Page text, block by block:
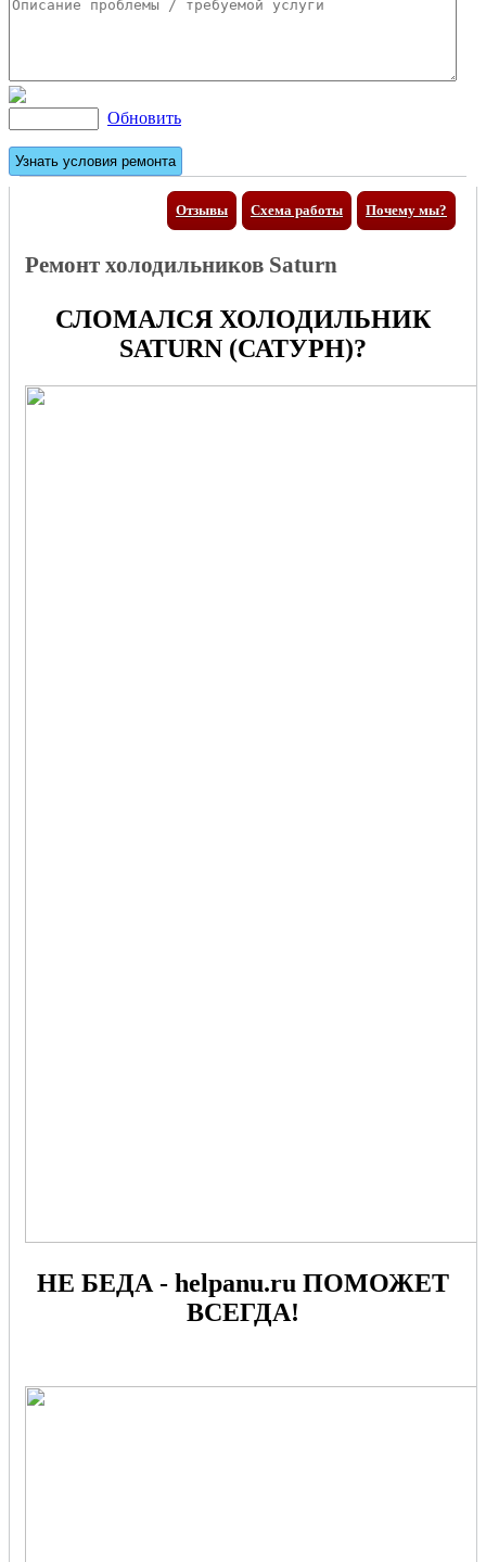
Обновить
Отзывы Почему мы?
Схема работы
Ремонт холодильников Saturn
СЛОМАЛСЯ ХОЛОДИЛЬНИК
SATURN (САТУРН)?
НЕ БЕДА - helpanu.ru ПОМОЖЕТ
ВСЕГДА!